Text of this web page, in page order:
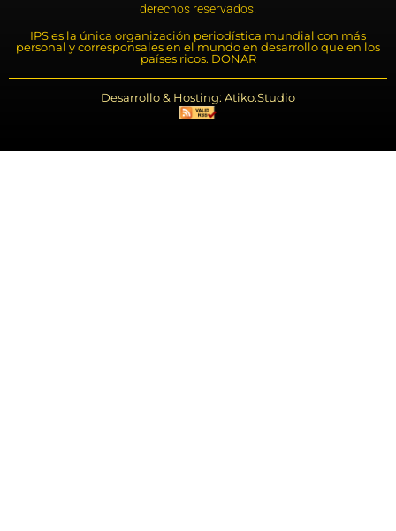
derechos reservados.
IPS es la única organización periodística mundial con más
personal y corresponsales en el mundo en desarrollo que en los
países ricos. DONAR
Desarrollo & Hosting: Atiko.Studio